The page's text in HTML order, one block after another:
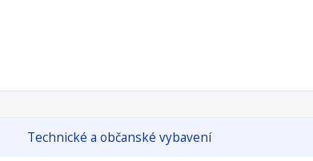
Technické a občanské vybavení